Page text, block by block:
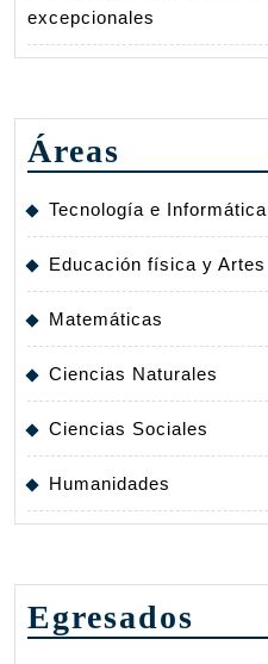
excepcionales
Áreas
Tecnología e Informática
Educación física y Artes
Matemáticas
Ciencias Naturales
Ciencias Sociales
Humanidades
Egresados